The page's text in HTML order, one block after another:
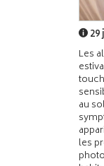
Les
au
les